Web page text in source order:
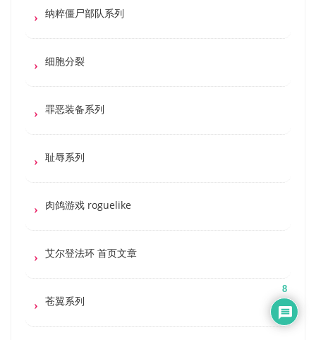
纳粹僵尸部队系列
细胞分裂
罪恶装备系列
耻辱系列
肉鸽游戏 roguelike
艾尔登法环 首页文章
苍翼系列
8